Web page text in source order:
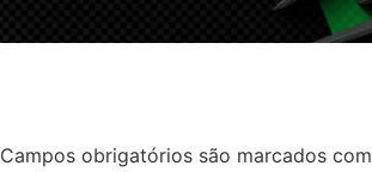
Campos obrigatórios são marcados com